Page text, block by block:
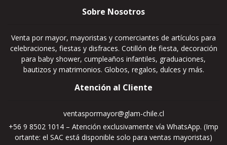
Sobre Nosotros
Venta por mayor, mayoristas y comerciantes de artículos para
celebraciones, fiestas y disfraces. Cotillón de fiesta, decoración
para baby shower, cumpleaños infantiles, graduaciones,
bautizos y matrimonios. Globos, regalos, dulces y más.
Atención al Cliente
ventaspormayor@glam-chile.cl
+56 9 8502 1014 – Atención exclusivamente vía WhatsApp. (Imp
ortante: el SAC está disponible solo para ventas mayoristas)